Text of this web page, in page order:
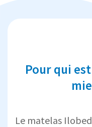
Pour qui
Le matelas